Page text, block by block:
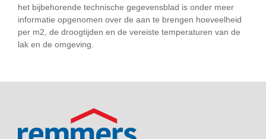
het bijbehorende technische gegevensblad is onder meer
informatie opgenomen over de aan te brengen hoeveelheid
per m2, de droogtijden en de vereiste temperaturen van de
lak en de omgeving.